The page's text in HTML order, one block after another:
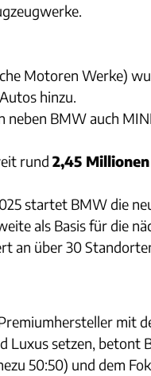
Motoren Werke)
hinzu.
neben BMW auch
rund 2,45
startet BMW die
als Basis für die
an über 30
mit
Luxus setzen,
50:50) und dem